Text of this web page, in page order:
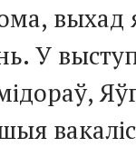
выхад
У